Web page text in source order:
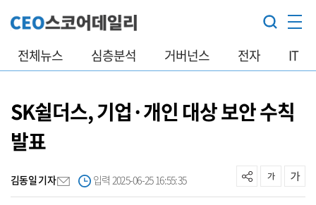
전체뉴스 심층분석 거버넌스 전자 IT
SK쉴더스, 기업·개인 대상 보안 수칙
발표
김동일 기자 입력 2025-06-25 16:55:35